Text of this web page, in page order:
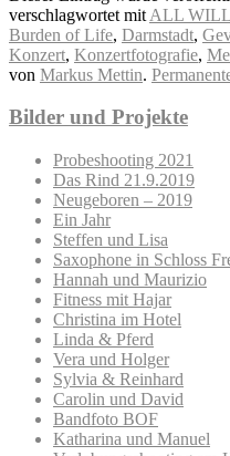
verschlagwortet mit ALL
Burden of Life, Darmstadt,
Konzert, Konzertfotografie,
von Markus Mettin.
Bilder und Projekte
Probeshooting 2021
Das Rind 21.9.2019
Neugeboren – 2019
Ein Jahr
Steffen und Lisa
Saxophone in Schloss
Hannah und Maurizio
Fitness mit Hajar
Christina im Hotel
Linda & Pferd
Vera und Holger
Sylvia & Reinhard
Carolin und David
Bandfoto BOF
Katharina und Manuel